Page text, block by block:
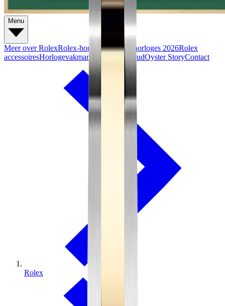
Menu
Meer over RolexRolex-horlogesNieuwe horloges 2026Rolex
accessoiresHorlogevakmanschap OnderhoudOyster StoryContact
Rolex